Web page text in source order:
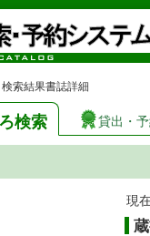
検索結果書誌詳細
検索 貸出・
現